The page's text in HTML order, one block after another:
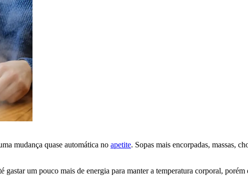
mudança quase automática no apetite. Sopas mais encorpadas, massas,
um pouco mais de energia para manter a temperatura corporal,